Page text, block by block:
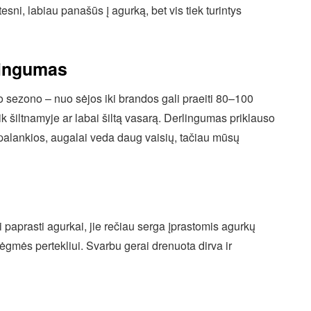
labiau panašūs į agurką, bet vis tiek turintys
– nuo sėjos iki brandos gali praeiti 80–100
šiltnamyje ar labai šiltą vasarą. Derlingumas priklauso
augalai veda daug vaisių, tačiau mūsų
agurkai, jie rečiau serga įprastomis agurkų
pertekliui. Svarbu gerai drenuota dirva ir